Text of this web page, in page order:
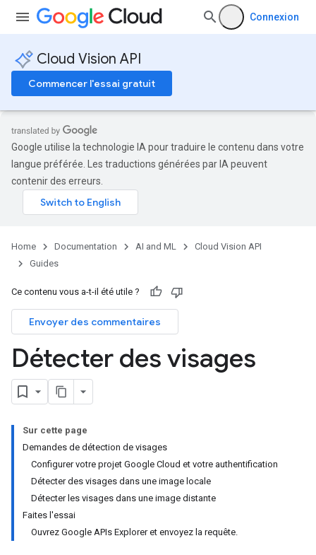
Connexion
Cloud Vision API
Commencer l'essai gratuit
Google utilise la technologie IA pour traduire le contenu dans votre
langue préférée. Les traductions générées par IA peuvent
contenir des erreurs.
Home Documentation AI and ML
Cloud Vision API
Guides
Ce contenu vous a-t-il été utile ?
Envoyer des commentaires
Détecter des visages
Sur cette page
Demandes de détection de visages
Configurer votre projet Google Cloud et votre authentification
Détecter des visages dans une image locale
Détecter les visages dans une image distante
Faites l'essai
Ouvrez Google APIs Explorer et envoyez la requête.